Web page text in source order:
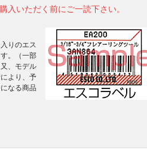
入いただく前にご一読下さい。
りのエス
。（一部
、モデル
より、予
なる商品